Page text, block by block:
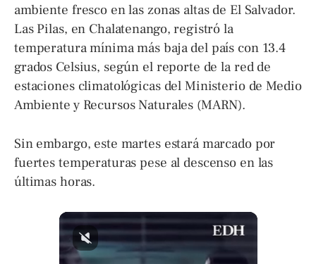
ambiente fresco en las zonas altas de El Salvador.
Las Pilas, en Chalatenango, registró la
temperatura mínima más baja del país con 13.4
grados Celsius, según el reporte de la red de
estaciones climatológicas del Ministerio de Medio
Ambiente y Recursos Naturales (MARN).
Sin embargo, este martes estará marcado por
fuertes temperaturas pese al descenso en las
últimas horas.